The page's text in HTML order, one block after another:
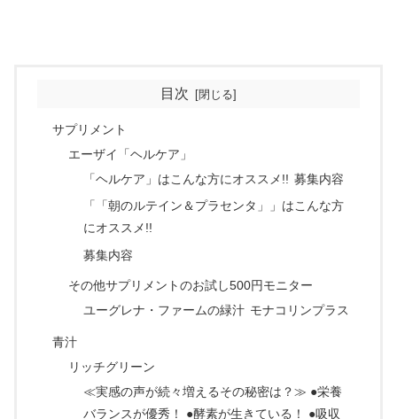
目次
サプリメント
エーザイ「ヘルケア」
「ヘルケア」はこんな方にオススメ!! 募集内容
「「朝のルテイン＆プラセンタ」」はこんな方
にオススメ!!
募集内容
その他サプリメントのお試し500円モニター
ユーグレナ・ファームの緑汁 モナコリンプラス
青汁
リッチグリーン
≪実感の声が続々増えるその秘密は？≫ ●栄養
バランスが優秀！ ●酵素が生きている！ ●吸収